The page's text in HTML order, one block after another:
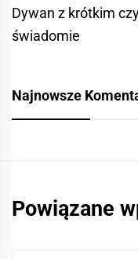
Dywan z krótkim
świadomie
Najnowsze
Powiązane